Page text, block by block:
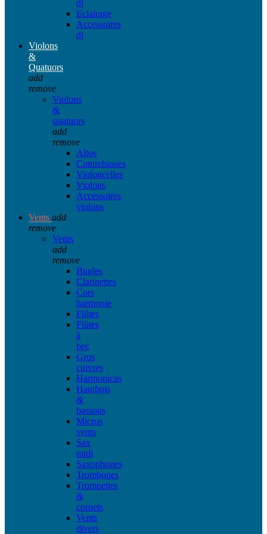
dj
Eclairage
Accessoires
dj
Violons
&
Quatuors
add
remove
Violons
&
quatuors
add
remove
Altos
Contrebasses
Violoncelles
Violons
Accessoires
violons
Vents add
remove
Vents
add
remove
Bugles
Clarinettes
Cors
harmonie
Flûtes
Flûtes
à
bec
Gros
cuivres
Harmonicas
Hautbois
&
bassons
Micros
vents
Sax
midi
Saxophones
Trombones
Trompettes
&
cornets
Vents
divers